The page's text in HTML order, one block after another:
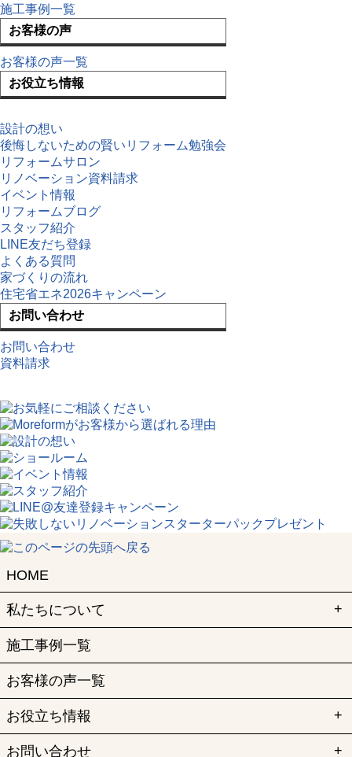
施工事例一覧
お客様の声
お客様の声一覧
お役立ち情報
設計の想い
後悔しないための賢いリフォーム勉強会
リフォームサロン
リノベーション資料請求
イベント情報
リフォームブログ
スタッフ紹介
LINE友だち登録
よくある質問
家づくりの流れ
住宅省エネ2026キャンペーン
お問い合わせ
お問い合わせ
資料請求
HOME
私たちについて
施工事例一覧
お客様の声一覧
お役立ち情報
お問い合わせ